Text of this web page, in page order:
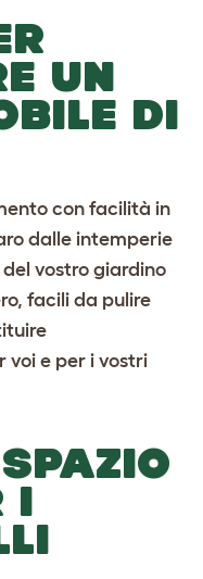
UN
DI
con facilità in
dalle intemperie
vostro giardino
facili da pulire
voi e per i vostri
I